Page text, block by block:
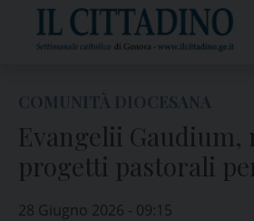
content
Evangelii Gaudium,
progetti pastorali
28 Giugno 2026 - 09:15